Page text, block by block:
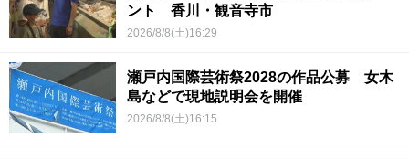
ント 香川・観音寺市
2026/8/8(土)16:29
瀬戸内国際芸術祭2028の作品公募 女木
島などで現地説明会を開催
2026/8/8(土)16:15